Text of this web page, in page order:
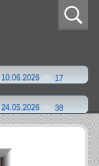
17
38